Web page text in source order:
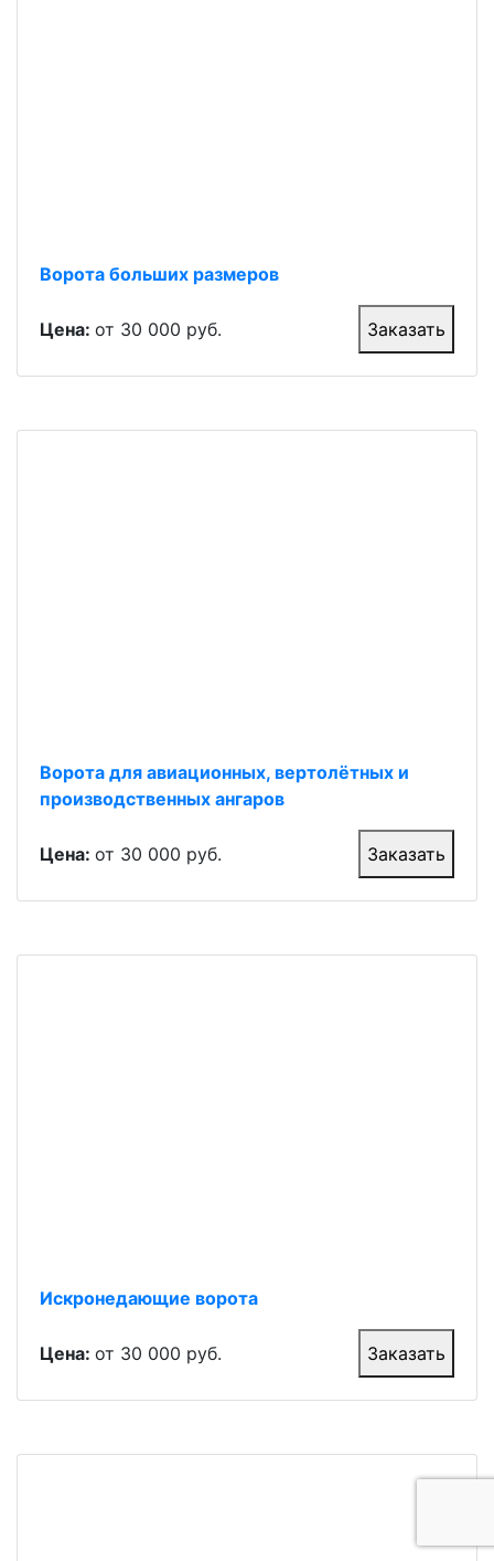
Ворота больших размеров
Цена: от 30 000 руб. Заказать
Ворота для авиационных, вертолётных и
производственных ангаров
Цена: от 30 000 руб. Заказать
Искронедающие ворота
Цена: от 30 000 руб. Заказать